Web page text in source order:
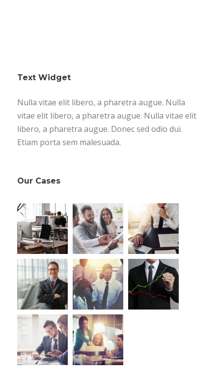
Text Widget
Nulla vitae elit libero, a pharetra augue. Nulla
vitae elit libero, a pharetra augue. Nulla vitae elit
libero, a pharetra augue. Donec sed odio dui.
Etiam porta sem malesuada.
Our Cases